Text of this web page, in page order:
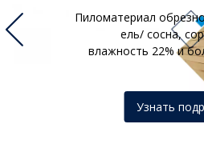
Контакты
Пиломатериал
ель/ сосна,
влажность 22% и
Узнать